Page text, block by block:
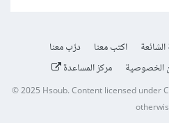
اكتب معنا
درّب معنا
الخصوصية مركز المساعدة
© 2025Hsoub.Content licensed under